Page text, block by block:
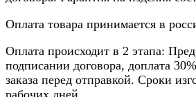
Оплата товара принимается в
Оплата происходит в 2 этапа:
подписании договора, доплата
заказа перед отправкой. Сроки
рабочих дней.